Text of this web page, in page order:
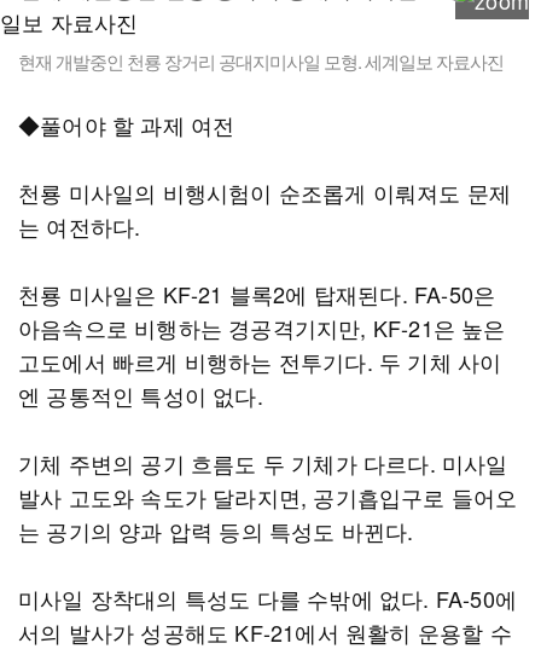
현재 개발중인 천룡 장거리 공대지미사일 모형. 세계일보 자료사진
◆풀어야 할 과제 여전
천룡 미사일의 비행시험이 순조롭게 이뤄져도 문제
는 여전하다.
천룡 미사일은 KF-21 블록2에 탑재된다. FA-50은
아음속으로 비행하는 경공격기지만, KF-21은 높은
고도에서 빠르게 비행하는 전투기다. 두 기체 사이
엔 공통적인 특성이 없다.
기체 주변의 공기 흐름도 두 기체가 다르다. 미사일
발사 고도와 속도가 달라지면, 공기흡입구로 들어오
는 공기의 양과 압력 등의 특성도 바뀐다.
미사일 장착대의 특성도 다를 수밖에 없다. FA-50에
서의 발사가 성공해도 KF-21에서 원활히 운용할 수